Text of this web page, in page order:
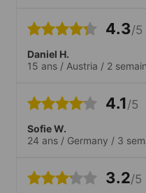
4.3/5
Daniel H.
15 ans / Austria / 2
4.1/5
Sofie W.
24 ans / Germany / 3
3.2/5